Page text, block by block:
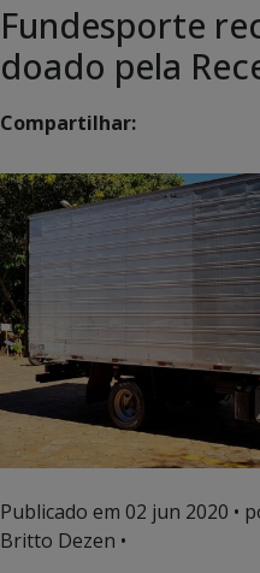
Fundesporte
doado pela
Compartilhar:
Publicado em 02 jun 2020 •
Britto Dezen •